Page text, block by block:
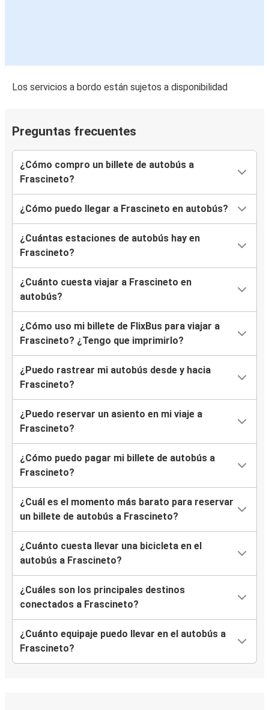
Los servicios a bordo están sujetos a disponibilidad
Preguntas frecuentes
¿Cómo compro un billete de autobús a
Frascineto?
¿Cómo puedo llegar a Frascineto en autobús?
¿Cuántas estaciones de autobús hay en
Frascineto?
¿Cuánto cuesta viajar a Frascineto en
autobús?
¿Cómo uso mi billete de FlixBus para viajar a
Frascineto? ¿Tengo que imprimirlo?
¿Puedo rastrear mi autobús desde y hacia
Frascineto?
¿Puedo reservar un asiento en mi viaje a
Frascineto?
¿Cómo puedo pagar mi billete de autobús a
Frascineto?
¿Cuál es el momento más barato para reservar
un billete de autobús a Frascineto?
¿Cuánto cuesta llevar una bicicleta en el
autobús a Frascineto?
¿Cuáles son los principales destinos
conectados a Frascineto?
¿Cuánto equipaje puedo llevar en el autobús a
Frascineto?